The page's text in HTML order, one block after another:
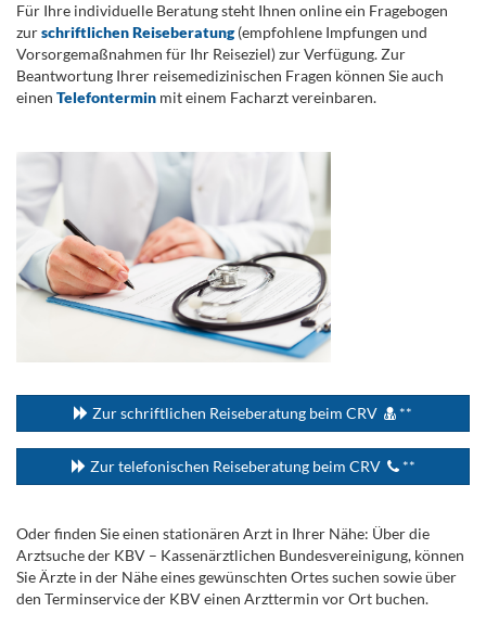
Für Ihre individuelle Beratung steht Ihnen online ein Fragebogen
zurschriftlichen Reiseberatung(empfohlene Impfungen und
Vorsorgemaßnahmen für Ihr Reiseziel) zur Verfügung. Zur
Beantwortung Ihrer reisemedizinischen Fragen können Sie auch
einen Telefontermin mit einem Facharzt vereinbaren.
Zur schriftlichen Reiseberatung beim CRV **
Zur telefonischen Reiseberatung beim CRV **
Oder finden Sie einen stationären Arzt in Ihrer Nähe: Über die
Arztsuche der KBV – Kassenärztlichen Bundesvereinigung, können
Sie Ärzte in der Nähe eines gewünschten Ortes suchen sowie über
den Terminservice der KBV einen Arzttermin vor Ort buchen.